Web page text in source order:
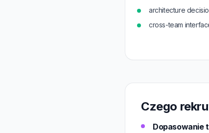
architecture
cross-team
Czego
Dopasowanie